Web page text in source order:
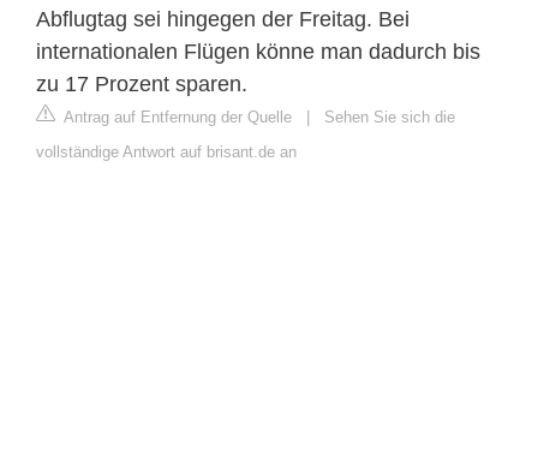
Abflugtag sei hingegen der Freitag. Bei
internationalen Flügen könne man dadurch bis
zu 17 Prozent sparen.
Antrag auf Entfernung der Quelle | Sehen Sie sich die
vollständige Antwort auf brisant.de an